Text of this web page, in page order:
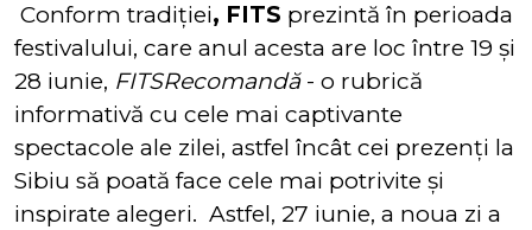
Conform tradiției, FITS prezintă în perioada
festivalului, care anul acesta are loc între 19 și
28 iunie, FITSRecomandă- o rubrică
informativă cu cele mai captivante
spectacole ale zilei, astfel încât cei prezenți la
Sibiu să poată face cele mai potrivite și
inspirate alegeri. Astfel, 27 iunie, a noua zi a